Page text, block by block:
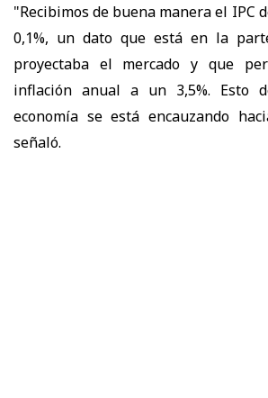
"Recibimos de buena manera el IPC
0,1%, un dato que está en la
proyectaba el mercado y que
inflación anual a un 3,5%. Esto
economía se está encauzando
señaló.